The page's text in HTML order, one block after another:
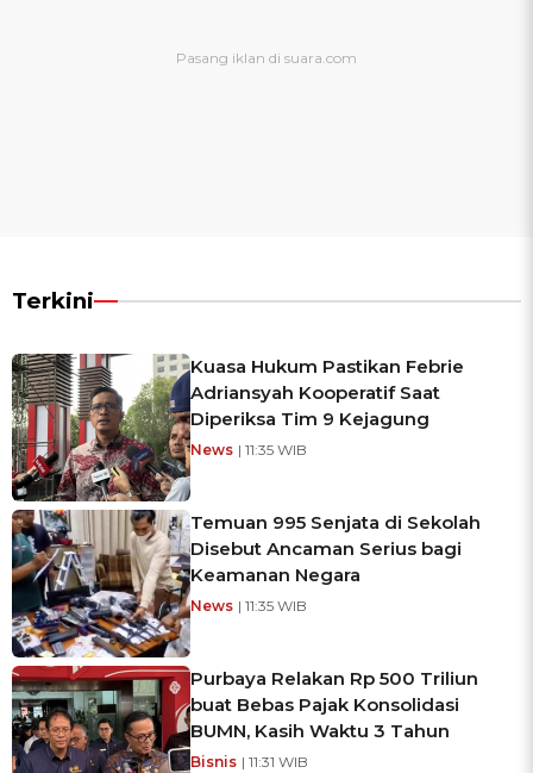
Terkini
Kuasa Hukum Pastikan Febrie
Adriansyah Kooperatif Saat
Diperiksa Tim 9 Kejagung
News | 11:35 WIB
Temuan 995 Senjata di Sekolah
Disebut Ancaman Serius bagi
Keamanan Negara
News | 11:35 WIB
Purbaya Relakan Rp 500 Triliun
buat Bebas Pajak Konsolidasi
BUMN, Kasih Waktu 3 Tahun
Bisnis | 11:31 WIB